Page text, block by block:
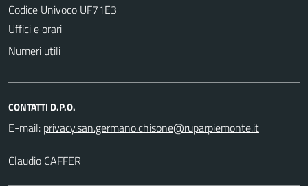
Codice Univoco UF71E3
Uffici e orari
Numeri utili
CONTATTI D.P.O.
E-mail:
Claudio CAFFER